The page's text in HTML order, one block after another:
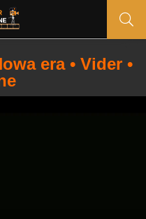
era • Vider •